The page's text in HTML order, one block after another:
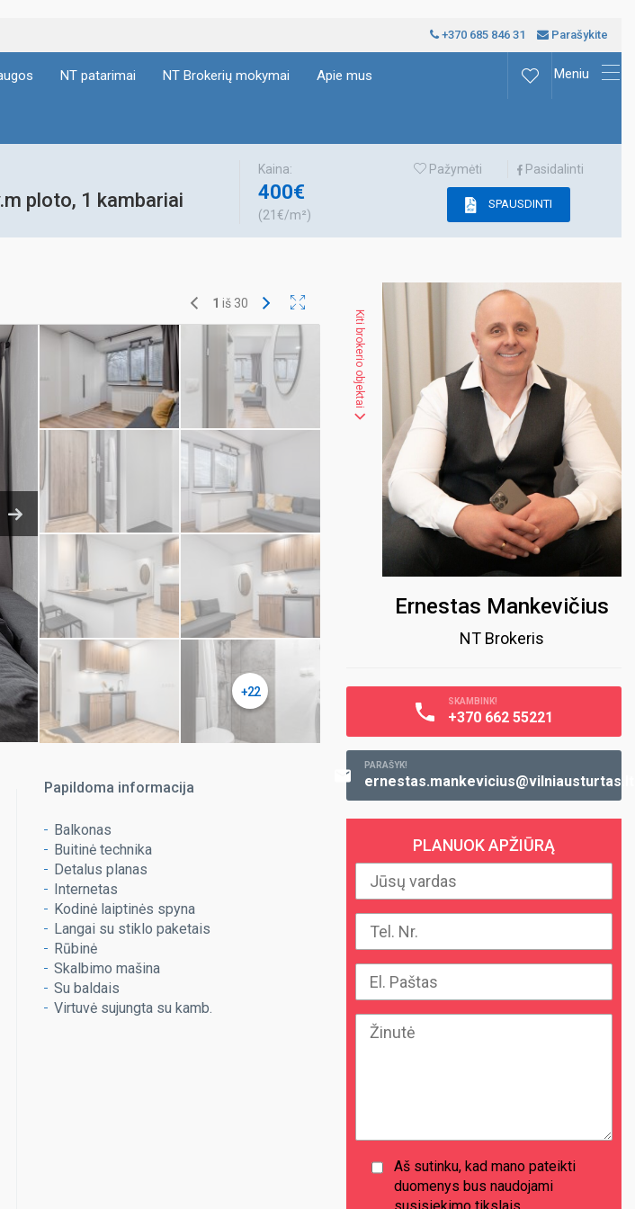
+370 685 846 31 Parašykite
NT patarimai NT Brokerių mokymai Apie mus Meniu
ploto, 1 kambariai
Kaina:
400€
(21€/m²)
Pažymėti Pasidalinti
SPAUSDINTI
1 iš 30
+22
Papildoma informacija
Balkonas
Buitinė technika
Detalus planas
Internetas
Kodinė laiptinės spyna
Langai su stiklo paketais
Rūbinė
Skalbimo mašina
Su baldais
Virtuvė sujungta su kamb.
Kiti brokerio objektai
Ernestas Mankevičius
NT Brokeris
SKAMBINK!
+370 662 55221
PARAŠYK!
ernestas.mankevicius@vilniausturtas.lt
PLANUOK APŽIŪRĄ
Aš sutinku, kad mano pateikti
duomenys bus naudojami